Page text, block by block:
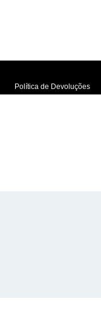
Política de Devoluções